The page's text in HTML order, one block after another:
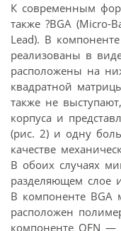
К современным
также ?BGA (Micro-
Lead). В
реализованы в
расположены на
квадратной
также не
корпуса и
(рис. 2) и одну
качестве
В обоих случаях
разделяющем слое
В компоненте BGA
расположен
компоненте QFN